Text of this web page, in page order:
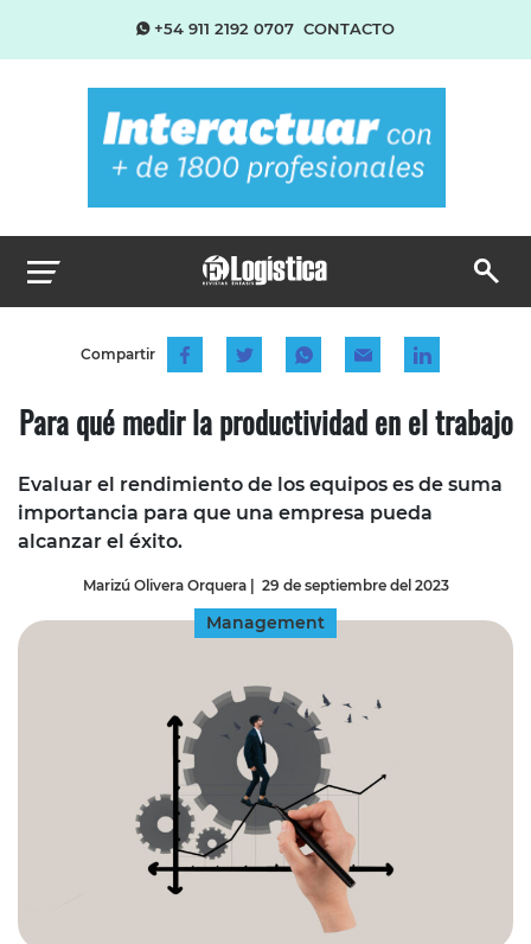
+54 911 2192 0707 CONTACTO
Compartir
Para qué medir la productividad en el trabajo
Evaluar el rendimiento de los equipos es de suma
importancia para que una empresa pueda
alcanzar el éxito.
Marizú Olivera Orquera| 29 de septiembre del 2023
Management